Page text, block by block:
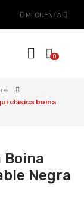
MI CUENTA
0
clásica boina
Boina
Negra